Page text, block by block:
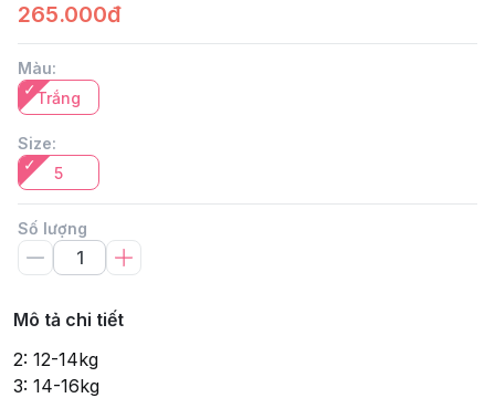
265.000đ
Màu:
Trắng
Size:
5
Số lượng
Mô tả chi tiết
2: 12-14kg
3: 14-16kg